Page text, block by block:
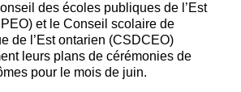
des écoles publiques de l’Est
et le Conseil scolaire de
de l’Est ontarien (CSDCEO)
leurs plans de cérémonies de
pour le mois de juin.